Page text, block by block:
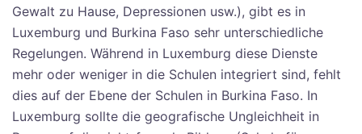
Gewalt zu Hause, Depressionen usw.), gibt es in
Luxemburg und Burkina Faso sehr unterschiedliche
Regelungen. Während in Luxemburg diese Dienste
mehr oder weniger in die Schulen integriert sind, fehlt
dies auf der Ebene der Schulen in Burkina Faso. In
Luxemburg sollte die geografische Ungleichheit in